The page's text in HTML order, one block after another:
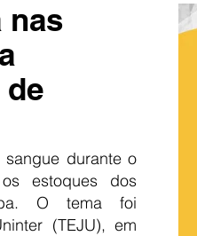
nas
durante o
estoques dos
O tema foi
(TEJU), em